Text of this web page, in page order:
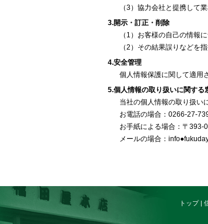
（3）協力会社と提携して
3.開示・訂正・削除
（1）お客様の自己の情報
（2）その結果誤りなどを
4.安全管理
個人情報保護に関して適用
5.個人情報の取り扱いに関する
当社の個人情報の取り扱い
お電話の場合：0266-27-
お手紙による場合：〒393-
メールの場合：
トップ|